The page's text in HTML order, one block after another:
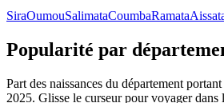
SiraOumouSalimataCoumbaRamata
Popularité par
Part des naissances du département
2025. Glisse le curseur pour voyager dans